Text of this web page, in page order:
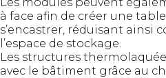
à face afin de créer une
s’encastrer, réduisant ainsi
l’espace de stockage.
Les structures
avec le bâtiment grâce au